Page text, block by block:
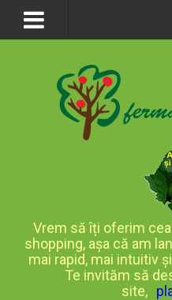
Vrem să îți oferim
shopping, așa că am
mai rapid, mai intuitiv
Te invităm să
site,